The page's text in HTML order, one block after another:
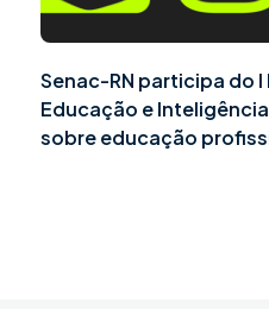
Senac-RN participa do
Educação e
sobre educação